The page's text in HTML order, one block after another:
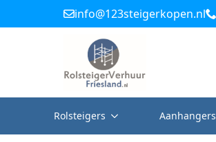
info@123steigerkopen.nl
Rolsteigers Aanhangers